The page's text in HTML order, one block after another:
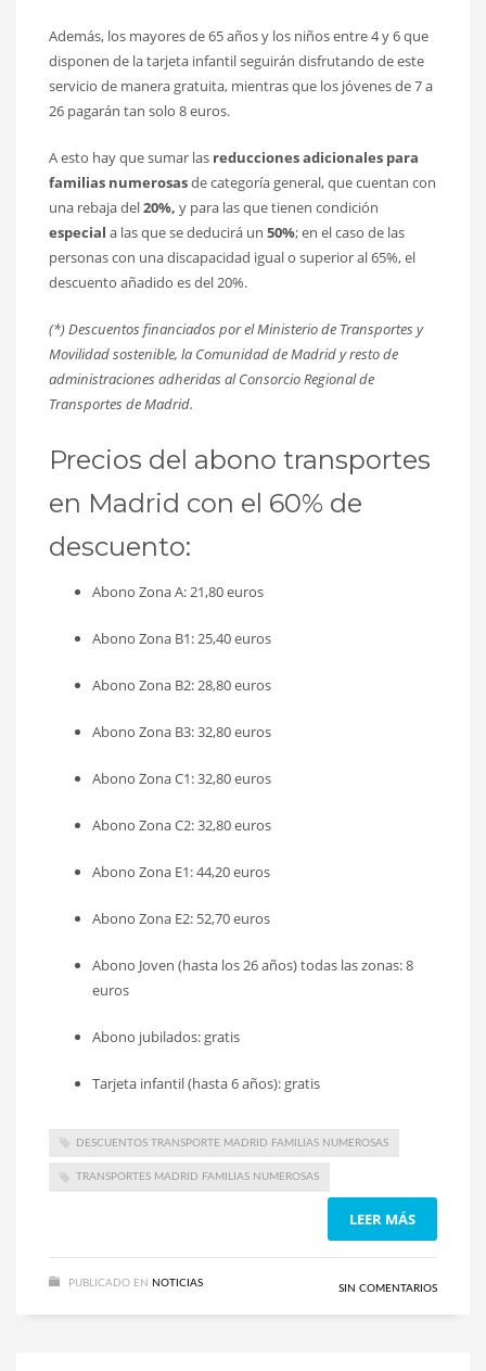
Además, los mayores de 65 años y los niños entre 4 y 6 que
disponen de la tarjeta infantil seguirán disfrutando de este
servicio de manera gratuita, mientras que los jóvenes de 7 a
26 pagarán tan solo 8 euros.
A esto hay que sumar las reducciones adicionales para
familias numerosasde categoría general, que cuentan con
una rebaja del20%, y para las que tienen condición
especial a las que se deducirá un 50%; en el caso de las
personas con una discapacidad igual o superior al 65%, el
descuento añadido es del 20%.
(*) Descuentos financiados por el Ministerio de Transportes y
Movilidad sostenible, la Comunidad de Madrid y resto de
administraciones adheridas al Consorcio Regional de
Transportes de Madrid.
Precios del abono transportes
en Madrid con el 60% de
descuento:
Abono Zona A: 21,80 euros
Abono Zona B1: 25,40 euros
Abono Zona B2: 28,80 euros
Abono Zona B3: 32,80 euros
Abono Zona C1: 32,80 euros
Abono Zona C2: 32,80 euros
Abono Zona E1: 44,20 euros
Abono Zona E2: 52,70 euros
Abono Joven (hasta los 26 años) todas las zonas: 8
euros
Abono jubilados: gratis
Tarjeta infantil (hasta 6 años): gratis
DESCUENTOS TRANSPORTE MADRID FAMILIAS NUMEROSAS
TRANSPORTES MADRID FAMILIAS NUMEROSAS
LEER MÁS
PUBLICADO EN NOTICIAS SIN COMENTARIOS